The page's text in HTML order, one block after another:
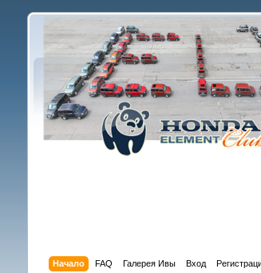
Начало FAQ Галерея Ивы Вход